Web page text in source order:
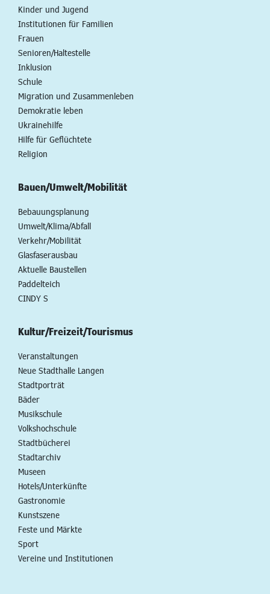
Kinder und Jugend
Institutionen für Familien
Frauen
Senioren/Haltestelle
Inklusion
Schule
Migration und Zusammenleben
Demokratie leben
Ukrainehilfe
Hilfe für Geflüchtete
Religion
Bauen/Umwelt/Mobilität
Bebauungsplanung
Umwelt/Klima/Abfall
Verkehr/Mobilität
Glasfaserausbau
Aktuelle Baustellen
Paddelteich
CINDY S
Kultur/Freizeit/Tourismus
Veranstaltungen
Neue Stadthalle Langen
Stadtporträt
Bäder
Musikschule
Volkshochschule
Stadtbücherei
Stadtarchiv
Museen
Hotels/Unterkünfte
Gastronomie
Kunstszene
Feste und Märkte
Sport
Vereine und Institutionen